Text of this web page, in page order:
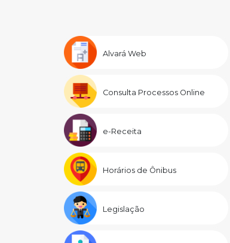
Alvará Web
Consulta Processos Online
e-Receita
Horários de Ônibus
Legislação